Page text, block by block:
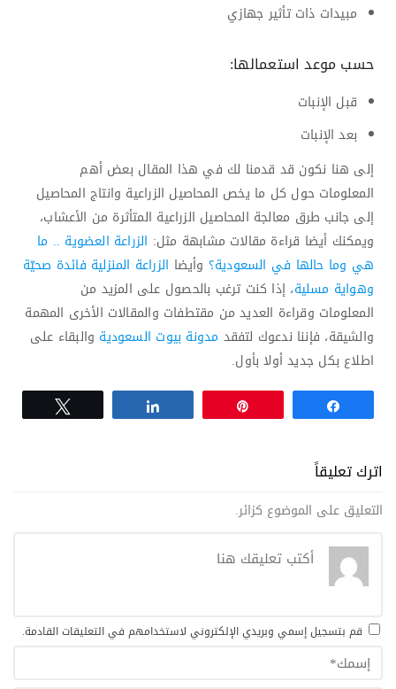
مبيدات ذات تأثير جهازي
حسب موعد استعمالها:
قبل الإنبات
بعد الإنبات
إلى هنا نكون قد قدمنا لك في هذا المقال بعض أهم
المعلومات حول كل ما يخص المحاصيل الزراعية وانتاج المحاصيل
إلى جانب طرق معالجة المحاصيل الزراعية المتأثرة من الأعشاب،
ويمكنك أيضا قراءة مقالات مشابهة مثل: الزراعة العضوية .. ما
هي وما حالها في السعودية؟ وأيضا الزراعة المنزلية فائدة صحيّة
وهواية مسلية، إذا كنت ترغب بالحصول على المزيد من
المعلومات وقراءة العديد من مقتطفات والمقالات الأخرى المهمة
والشيقة، فإننا ندعوك لتفقد مدونة بيوت السعودية والبقاء على
اطلاع بكل جديد أولا بأول.
اترك تعليقاً
التعليق على الموضوع كزائر.
قم بتسجيل إسمي وبريدي الإلكتروني لاستخدامهم في التعليقات القادمة.